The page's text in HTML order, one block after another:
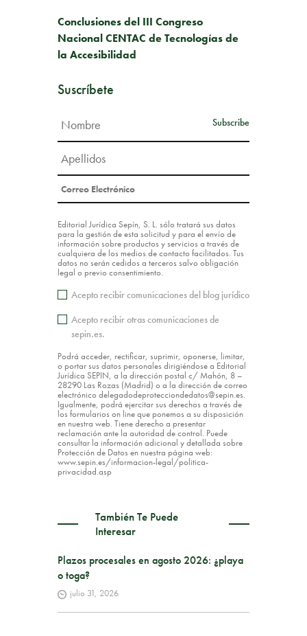
Conclusiones del III Congreso
Nacional CENTAC de Tecnologías de
la Accesibilidad
Suscríbete
Editorial Jurídica Sepín, S. L. sólo tratará sus datos
para la gestión de esta solicitud y para el envío de
información sobre productos y servicios a través de
cualquiera de los medios de contacto facilitados. Tus
datos no serán cedidos a terceros salvo obligación
legal o previo consentimiento.
Acepto recibir comunicaciones del blog jurídico
Acepto recibir otras comunicaciones de
sepin.es.
Podrá acceder, rectificar, suprimir, oponerse, limitar,
o portar sus datos personales dirigiéndose a Editorial
Jurídica SEPIN, a la dirección postal c/ Mahón, 8 –
28290 Las Rozas (Madrid) o a la dirección de correo
electrónico delegadodeprotecciondedatos@sepin.es.
Igualmente, podrá ejercitar sus derechos a través de
los formularios on line que ponemos a su disposición
en nuestra web. Tiene derecho a presentar
reclamación ante la autoridad de control. Puede
consultar la información adicional y detallada sobre
Protección de Datos en nuestra página web:
www.sepin.es/informacion-legal/politica-
privacidad.asp
También Te Puede
Interesar
Plazos procesales en agosto 2026: ¿playa
o toga?
julio 31, 2026